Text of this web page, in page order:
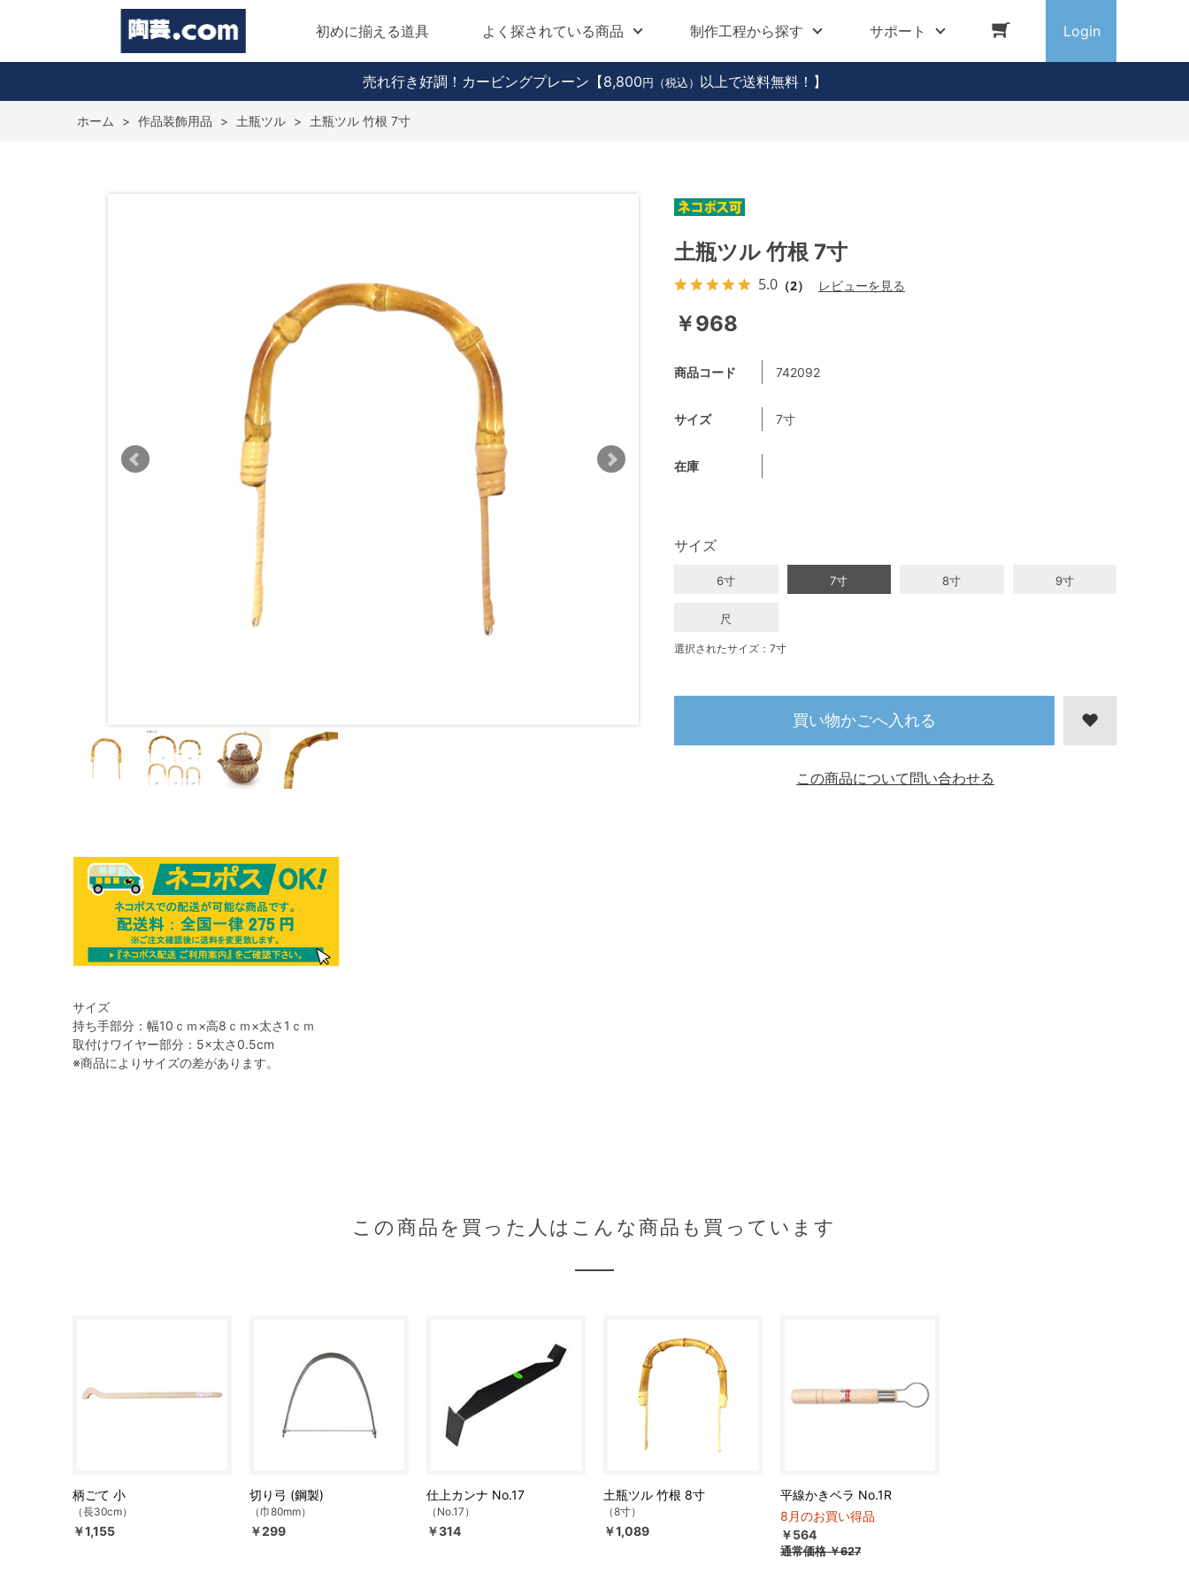
初めに揃える道具 よく探されている商品 制作工程から探す サポート Login
売れ行き好調！カービングプレーン 【8,800 円（税込） 以上で送料無料！】
ホーム > 作品装飾用品 > 土瓶ツル > 土瓶ツル 竹根 7寸
サイズ
持ち手部分：幅10ｃｍ×高8ｃｍ×太さ1ｃｍ
取付けワイヤー部分：5×太さ0.5cm
※商品によりサイズの差があります。
土瓶ツル 竹根 7寸
5.0 （2） レビューを見る
￥968
商品コード 742092
サイズ 7寸
在庫
サイズ
6寸 7寸 8寸 9寸
尺
選択されたサイズ：7寸
買い物かごへ入れる
この商品について問い合わせる
この商品を買った人はこんな商品も買っています
柄ごて 小
（長30cm）
￥1,155
切り弓 (鋼製)
（巾80mm）
￥299
仕上カンナ No.17
（No.17）
￥314
土瓶ツル 竹根 8寸
（8寸）
￥1,089
平線かきベラ No.1R
8月のお買い得品
￥564
通常価格￥627